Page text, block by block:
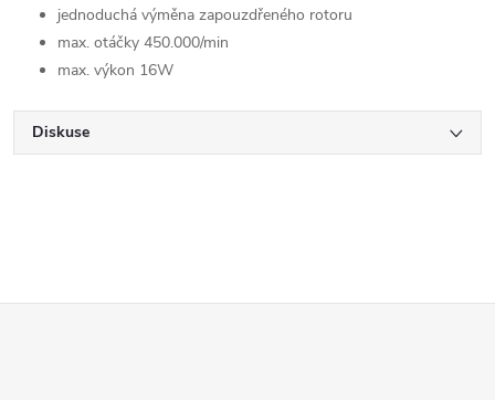
jednoduchá výměna zapouzdřeného rotoru
max. otáčky 450.000/min
max. výkon 16W
Diskuse